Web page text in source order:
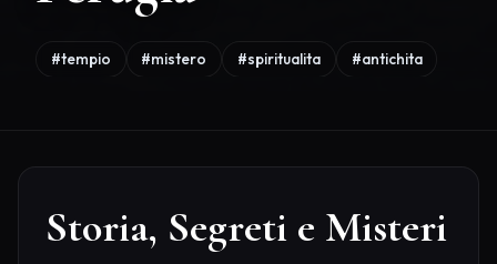
#tempio #mistero #spiritualita #antichita
Storia, Segreti e Misteri